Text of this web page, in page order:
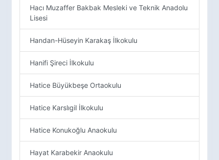
Hacı Muzaffer Bakbak Mesleki ve Teknik Anadolu
Lisesi
Handan-Hüseyin Karakaş İlkokulu
Hanifi Şireci İlkokulu
Hatice Büyükbeşe Ortaokulu
Hatice Karslıgil İlkokulu
Hatice Konukoğlu Anaokulu
Hayat Karabekir Anaokulu